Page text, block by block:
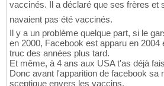
vaccinés. Il a déclaré que ses frères et
navaient pas été vaccinés.
Il y a un problème quelque part, si le
en 2000, Facebook est apparu en 2004
truc des années plus tard.
Et même, à 4 ans aux USA t'as déjà
Donc avant l'apparition de facebook sa
sceptique envers les vaccins.